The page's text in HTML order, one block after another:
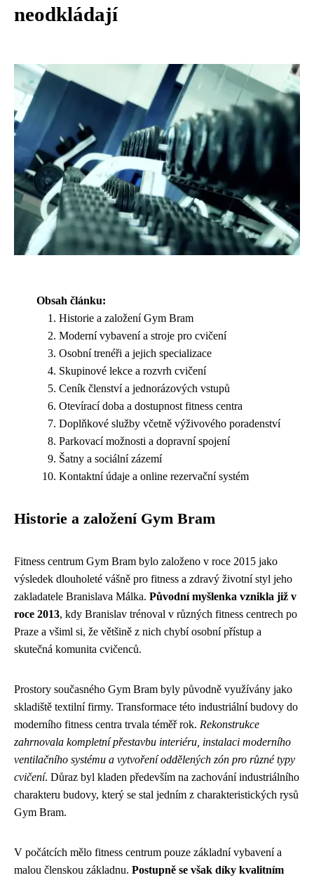
neodkládají
Obsah článku:
Historie a založení Gym Bram
Moderní vybavení a stroje pro cvičení
Osobní trenéři a jejich specializace
Skupinové lekce a rozvrh cvičení
Ceník členství a jednorázových vstupů
Otevírací doba a dostupnost fitness centra
Doplňkové služby včetně výživového poradenství
Parkovací možnosti a dopravní spojení
Šatny a sociální zázemí
Kontaktní údaje a online rezervační systém
Historie a založení Gym Bram
Fitness centrum Gym Bram bylo založeno v roce 2015 jako
výsledek dlouholeté vášně pro fitness a zdravý životní styl jeho
zakladatele Branislava Málka. Původní myšlenka vznikla již v
roce 2013, kdy Branislav trénoval v různých fitness centrech po
Praze a všiml si, že většině z nich chybí osobní přístup a
skutečná komunita cvičenců.
Prostory současného Gym Bram byly původně využívány jako
skladiště textilní firmy. Transformace této industriální budovy do
moderního fitness centra trvala téměř rok. Rekonstrukce
zahrnovala kompletní přestavbu interiéru, instalaci moderního
ventilačního systému a vytvoření oddělených zón pro různé typy
cvičení. Důraz byl kladen především na zachování industriálního
charakteru budovy, který se stal jedním z charakteristických rysů
Gym Bram.
V počátcích mělo fitness centrum pouze základní vybavení a
malou členskou základnu. Postupně se však díky kvalitním